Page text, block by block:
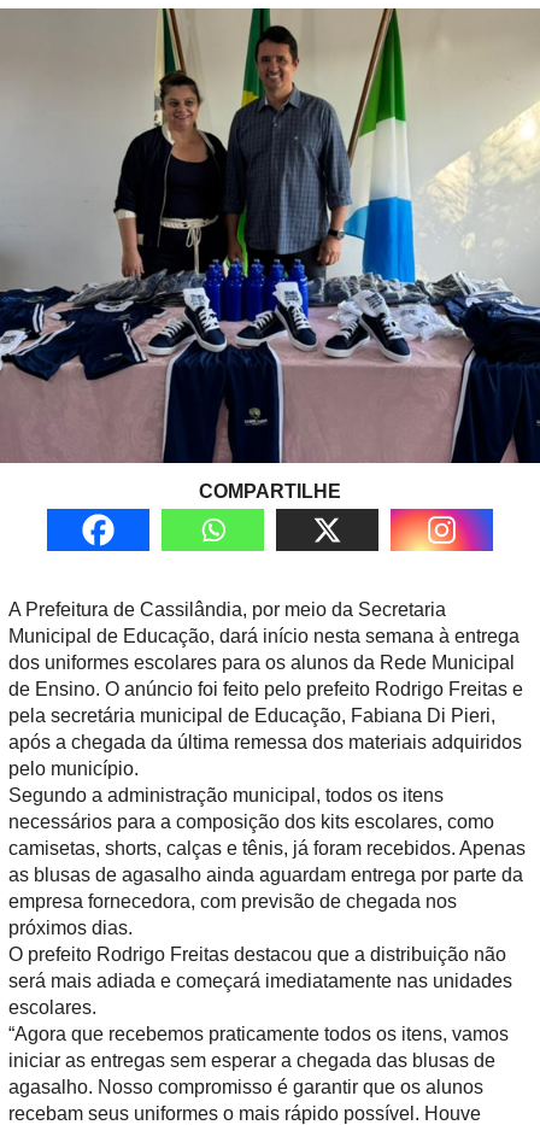
COMPARTILHE
A Prefeitura de Cassilândia, por meio da Secretaria
Municipal de Educação, dará início nesta semana à entrega
dos uniformes escolares para os alunos da Rede Municipal
de Ensino. O anúncio foi feito pelo prefeito Rodrigo Freitas e
pela secretária municipal de Educação, Fabiana Di Pieri,
após a chegada da última remessa dos materiais adquiridos
pelo município.
Segundo a administração municipal, todos os itens
necessários para a composição dos kits escolares, como
camisetas, shorts, calças e tênis, já foram recebidos. Apenas
as blusas de agasalho ainda aguardam entrega por parte da
empresa fornecedora, com previsão de chegada nos
próximos dias.
O prefeito Rodrigo Freitas destacou que a distribuição não
será mais adiada e começará imediatamente nas unidades
escolares.
“Agora que recebemos praticamente todos os itens, vamos
iniciar as entregas sem esperar a chegada das blusas de
agasalho. Nosso compromisso é garantir que os alunos
recebam seus uniformes o mais rápido possível. Houve